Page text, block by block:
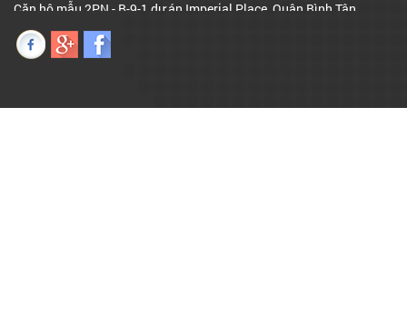
Cơ sở 1: 982 Tạ Quang Bửu, Phường 6, Quận 8, TP. HCM
Hotline: 0908 900 209